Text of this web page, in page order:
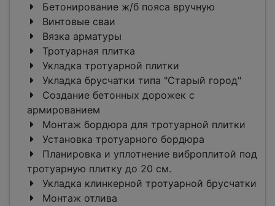
Бетонирование ж/б пояса вручную
Винтовые сваи
Вязка арматуры
Тротуарная плитка
Укладка тротуарной плитки
Укладка брусчатки типа "Старый город"
Создание бетонных дорожек с
армированием
Монтаж бордюра для тротуарной плитки
Установка тротуарного бордюра
Планировка и уплотнение виброплитой под
тротуарную плитку до 20 см.
Укладка клинкерной тротуарной брусчатки
Монтаж отлива